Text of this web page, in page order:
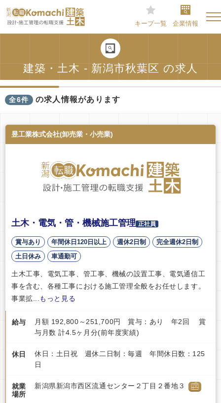
キープ一覧 企業情報
建築・土木 - 新潟市秋葉区 の求人
全6件 の求人情報があります
昱工業株式会社(卸売業・小売業)
土木・電気・管・機械施工管理 正社員
賞与あり 年間休日120日以上 週休2日制
完全週休2日制
土日休み
車通勤可
土木工事、電気工事、管工事、機械の設置工事、電気通信工
事を含む、各種工事における施工管理全般をお任せします。
事業拡...もっと見る
給与
月額 192,800～251,700円 賞与：あり 年2回 賞
与月数 計4.5ヶ月分(前年度実績)
休日
休日：土日祝 週休二日制：毎週 年間休日数：125
日
就業
場所
新潟県新潟市西区流通センター２丁目２番地３